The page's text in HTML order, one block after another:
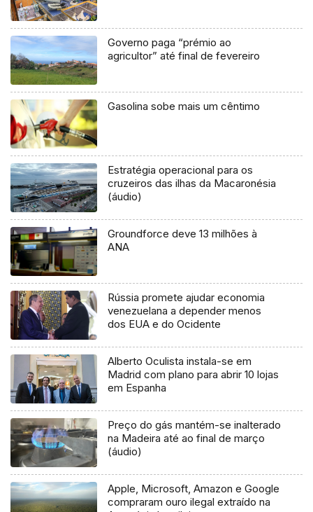
Governo paga “prémio ao
agricultor” até final de fevereiro
Gasolina sobe mais um cêntimo
Estratégia operacional para os
cruzeiros das ilhas da Macaronésia
(áudio)
Groundforce deve 13 milhões à
ANA
Rússia promete ajudar economia
venezuelana a depender menos
dos EUA e do Ocidente
Alberto Oculista instala-se em
Madrid com plano para abrir 10 lojas
em Espanha
Preço do gás mantém-se inalterado
na Madeira até ao final de março
(áudio)
Apple, Microsoft, Amazon e Google
compraram ouro ilegal extraído na